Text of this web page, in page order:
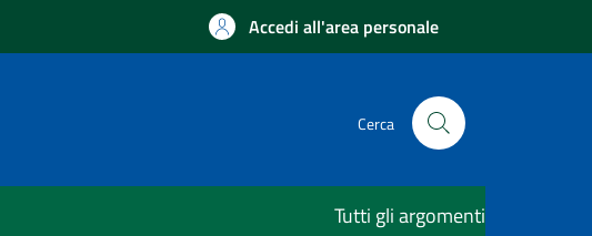
Accedi all'area personale
Cerca
Tutti gli argomenti